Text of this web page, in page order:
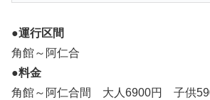
●運行区間
角館～阿仁合
●料金
角館～阿仁合間 大人6900円 子供